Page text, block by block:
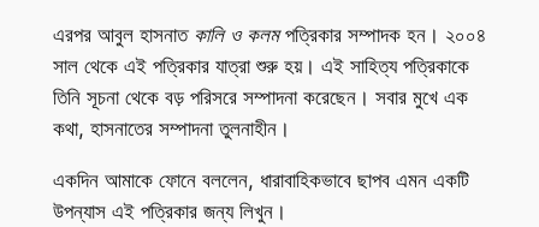
এরপর আবুল হাসনাত কালি ও কলমপত্রিকার সম্পাদক হন। ২০০৪
সাল থেকে এই পত্রিকার যাত্রা শুরু হয়। এই সাহিত্য পত্রিকাকে
তিনি সূচনা থেকে বড় পরিসরে সম্পাদনা করেছেন। সবার মুখে এক
কথা, হাসনাতের সম্পাদনা তুলনাহীন।
একদিন আমাকে ফোনে বললেন, ধারাবাহিকভাবে ছাপব এমন একটি
উপন্যাস এই পত্রিকার জন্য লিখুন।